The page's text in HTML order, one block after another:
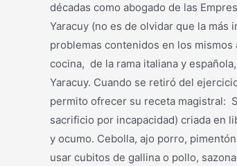
décadas como abogado de las
Yaracuy (no es de olvidar que la más
problemas contenidos en los
cocina, de la rama italiana y
Yaracuy. Cuando se retiró del
permito ofrecer su receta magistral:
sacrificio por incapacidad) criada en
y ocumo. Cebolla, ajo porro,
usar cubitos de gallina o pollo,